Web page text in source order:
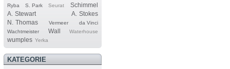
Ryba S. Park Seurat
Schimmel
A. Stewart
A. Stokes
N. Thomas
Vermeer
da Vinci
Wachtmeister
Wall Waterhouse
wumples Yerka
KATEGORIE